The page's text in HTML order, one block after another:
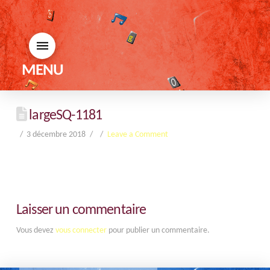
MENU
largeSQ-1181
3 décembre 2018 Leave a Comment
Laisser un commentaire
Vous devez vous connecterpour publier un commentaire.